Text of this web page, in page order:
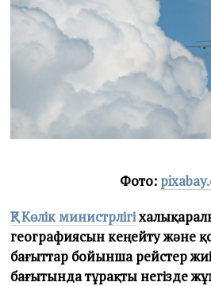
Фото:
ҚР Көлік министрлігі
географиясын кеңейту және
бағыттар бойынша рейстер
бағытында тұрақты негізде